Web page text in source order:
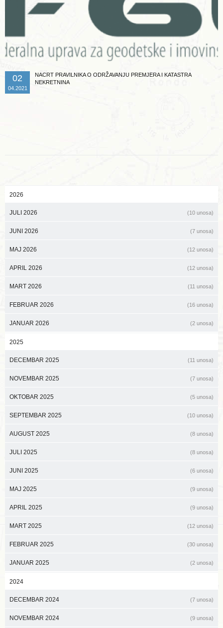
02
04.2021
NACRT PRAVILNIKA O ODRŽAVANJU PREMJERA I KATASTRA
NEKRETNINA
2026
JULI 2026 (10 unosa)
JUNI 2026 (7 unosa)
MAJ 2026 (12 unosa)
APRIL 2026 (12 unosa)
MART 2026 (11 unosa)
FEBRUAR 2026 (16 unosa)
JANUAR 2026 (2 unosa)
2025
DECEMBAR 2025 (11 unosa)
NOVEMBAR 2025 (7 unosa)
OKTOBAR 2025 (5 unosa)
SEPTEMBAR 2025 (10 unosa)
AUGUST 2025 (8 unosa)
JULI 2025 (8 unosa)
JUNI 2025 (6 unosa)
MAJ 2025 (9 unosa)
APRIL 2025 (9 unosa)
MART 2025 (12 unosa)
FEBRUAR 2025 (30 unosa)
JANUAR 2025 (2 unosa)
2024
DECEMBAR 2024 (7 unosa)
NOVEMBAR 2024 (9 unosa)